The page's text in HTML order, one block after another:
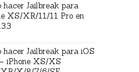
hacer Jailbreak para
XS/XR/11/11 Pro en
hacer Jailbreak para iOS
iPhone XS/XS